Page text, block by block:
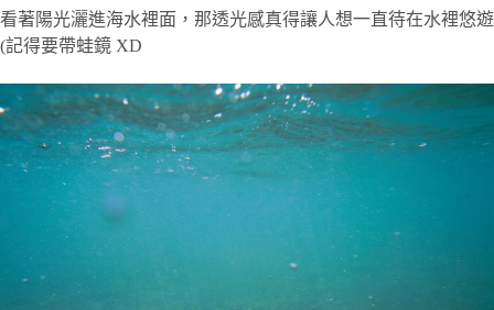
看著陽光灑進海水裡面，那透光感真得讓人想一直待在水裡悠遊
(記得要帶蛙鏡 XD